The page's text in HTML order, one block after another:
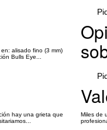
alisado fino (3 mm)
Bulls Eye...
hay una grieta que
Miles de